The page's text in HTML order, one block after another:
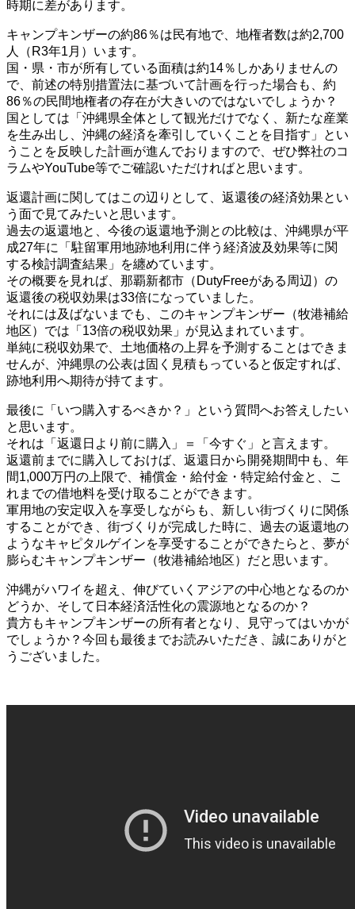
時期に差があります。
キャンプキンザーの約86％は民有地で、地権者数は約2,700
人（R3年1月）います。
国・県・市が所有している面積は約14％しかありませんの
で、前述の特別措置法に基づいて計画を行った場合も、約
86％の民間地権者の存在が大きいのではないでしょうか？
国としては「沖縄県全体として観光だけでなく、新たな産業
を⽣み出し、沖縄の経済を牽引していくことを⽬指す」とい
うことを反映した計画が進んでおりますので、ぜひ弊社のコ
ラムやYouTube等でご確認いただければと思います。
返還計画に関してはこの辺りとして、返還後の経済効果とい
う面で見てみたいと思います。
過去の返還地と、今後の返還地予測との比較は、沖縄県が平
成27年に「駐留軍用地跡地利用に伴う経済波及効果等に関
する検討調査結果」を纏めています。
その概要を見れば、那覇新都市（DutyFreeがある周辺）の
返還後の税収効果は33倍になっていました。
それには及ばないまでも、このキャンプキンザー（牧港補給
地区）では「13倍の税収効果」が見込まれています。
単純に税収効果で、土地価格の上昇を予測することはできま
せんが、沖縄県の公表は固く見積もっていると仮定すれば、
跡地利用へ期待が持てます。
最後に「いつ購入するべきか？」という質問へお答えしたい
と思います。
それは「返還日より前に購入」＝「今すぐ」と言えます。
返還前までに購入しておけば、返還日から開発期間中も、年
間1,000万円の上限で、補償金・給付金・特定給付金と、こ
れまでの借地料を受け取ることができます。
軍用地の安定収入を享受しながらも、新しい街づくりに関係
することができ、街づくりが完成した時に、過去の返還地の
ようなキャピタルゲインを享受することができたらと、夢が
膨らむキャンプキンザー（牧港補給地区）だと思います。
沖縄がハワイを超え、伸びていくアジアの中心地となるのか
どうか、そして日本経済活性化の震源地となるのか？
貴方もキャンプキンザーの所有者となり、見守ってはいかが
でしょうか？今回も最後までお読みいただき、誠にありがと
うございました。